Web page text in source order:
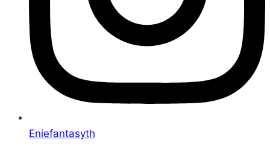
Eniefantasyth